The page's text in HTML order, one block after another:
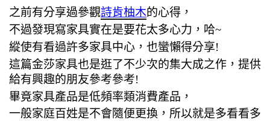
之前有分享過參觀詩肯柚木的心得，
不過發現寫家具實在是要花太多心力，哈~
縱使有看過許多家具中心，也蠻懶得分享!
這篇金莎家具也是逛了不少次的集大成之作，提供
給有興趣的朋友參考參考!
畢竟家具產品是低頻率類消費產品，
一般家庭百姓是不會隨便更換，所以就是多看看多